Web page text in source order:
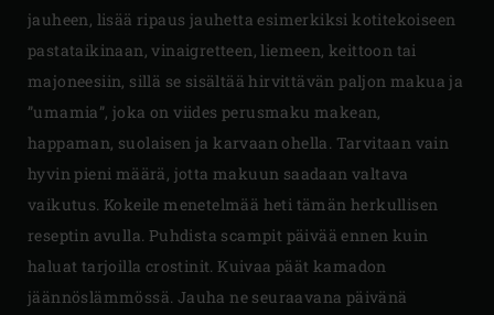
jauheen, lisää ripaus jauhetta esimerkiksi kotitekoiseen
pastataikinaan, vinaigretteen, liemeen, keittoon tai
majoneesiin, sillä se sisältää hirvittävän paljon makua ja
”umamia”, joka on viides perusmaku makean,
happaman, suolaisen ja karvaan ohella. Tarvitaan vain
hyvin pieni määrä, jotta makuun saadaan valtava
vaikutus. Kokeile menetelmää heti tämän herkullisen
reseptin avulla. Puhdista scampit päivää ennen kuin
haluat tarjoilla crostinit. Kuivaa päät kamadon
jäännöslämmössä. Jauha ne seuraavana päivänä